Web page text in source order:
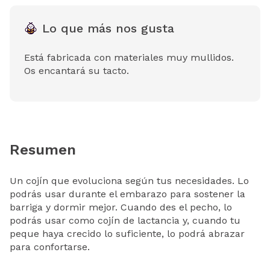
Lo que más nos gusta
Está fabricada con materiales muy mullidos.
Os encantará su tacto.
Resumen
Un cojín que evoluciona según tus necesidades. Lo
podrás usar durante el embarazo para sostener la
barriga y dormir mejor. Cuando des el pecho, lo
podrás usar como cojín de lactancia y, cuando tu
peque haya crecido lo suficiente, lo podrá abrazar
para confortarse.